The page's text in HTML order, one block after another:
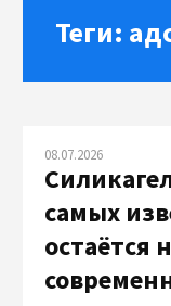
Теги:
08.07.2026
самых
остаётся